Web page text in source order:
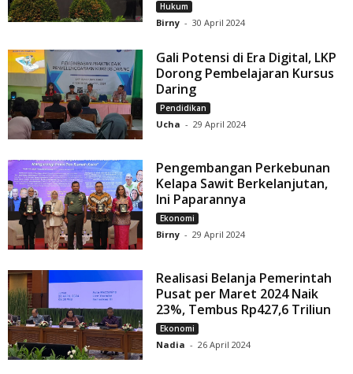
Hukum
Birny - 30 April 2024
Gali Potensi di Era Digital, LKP
Dorong Pembelajaran Kursus
Daring
Pendidikan
Ucha - 29 April 2024
Pengembangan Perkebunan
Kelapa Sawit Berkelanjutan,
Ini Paparannya
Ekonomi
Birny - 29 April 2024
Realisasi Belanja Pemerintah
Pusat per Maret 2024 Naik
23%, Tembus Rp427,6 Triliun
Ekonomi
Nadia - 26 April 2024